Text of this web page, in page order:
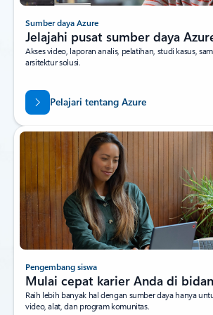
Sumber daya Azure
Jelajahi pusat sumber daya
Akses video, laporan analis, pelatihan, studi kasus,
arsitektur solusi.
Pelajari tentang Azure
Pengembang siswa
Mulai cepat karier Anda di
Raih lebih banyak hal dengan sumber daya hanya
video, alat, dan program komunitas.